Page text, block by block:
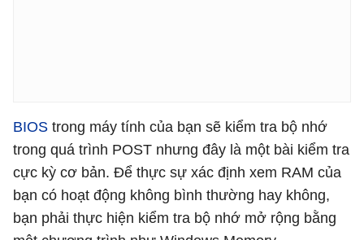
BIOS trong máy tính của bạn sẽ kiểm tra bộ nhớ
trong quá trình POST nhưng đây là một bài kiểm tra
cực kỳ cơ bản. Để thực sự xác định xem RAM của
bạn có hoạt động không bình thường hay không,
bạn phải thực hiện kiểm tra bộ nhớ mở rộng bằng